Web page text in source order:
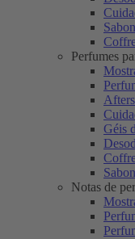
Perfumes
Géis
Notas de